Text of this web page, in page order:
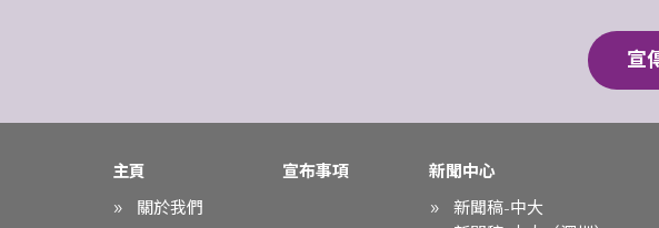
宣
主頁
關於我們
宣布事項
新聞中心
新聞稿-中大